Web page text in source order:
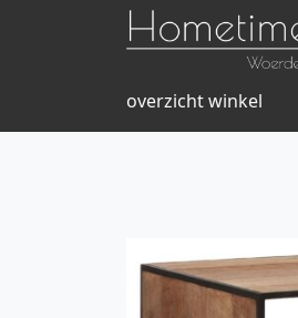
overzicht winkel